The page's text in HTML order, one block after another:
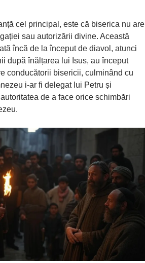
cel principal, este că biserica nu are
sau autorizării divine. Această
încă de la început de diavol, atunci
după înălțarea lui Isus, au început
conducătorii bisericii, culminând cu
i-ar fi delegat lui Petru și
de a face orice schimbări